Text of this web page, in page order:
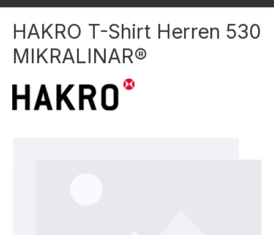
HAKRO T-Shirt Herren 530
MIKRALINAR®